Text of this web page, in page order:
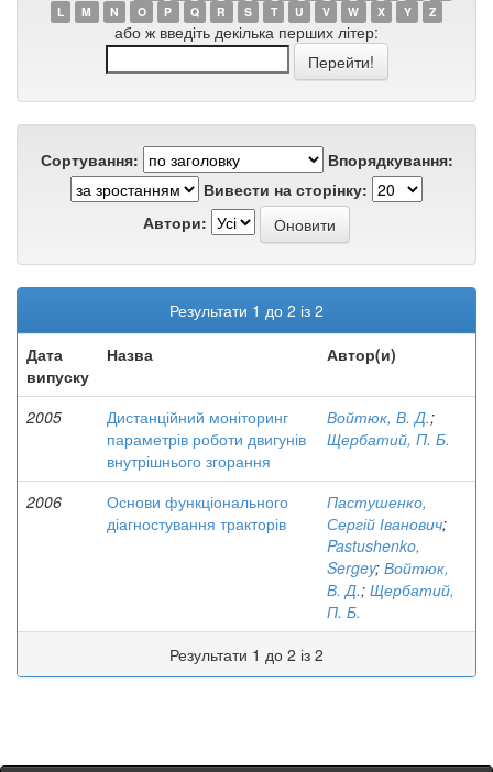
L
M N O P Q R S T U V W X Y Z
або ж введіть декілька перших літер:
Сортування:
Впорядкування:
Вивести на сторінку:
Автори:
Результати 1 до 2 із 2
Дата
випуску
Назва Автор(и)
2005
Дистанційний моніторинг
параметрів роботи двигунів
внутрішнього згорання
Войтюк, В. Д.;
Щербатий, П. Б.
2006
Основи функціонального
діагностування тракторів
Пастушенко,
Сергій Іванович;
Pastushenko,
Sergey; Войтюк,
В. Д.; Щербатий,
П. Б.
Результати 1 до 2 із 2